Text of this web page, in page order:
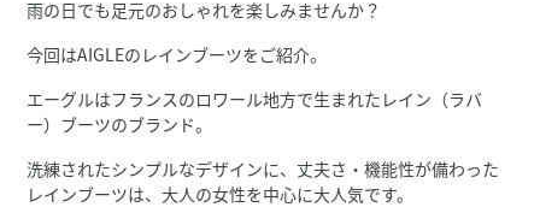
雨の日でも足元のおしゃれを楽しみませんか？
今回はAIGLEのレインブーツをご紹介。
エーグルはフランスのロワール地方で生まれたレイン（ラバ
ー）ブーツのブランド。
洗練されたシンプルなデザインに、丈夫さ・機能性が備わった
レインブーツは、大人の女性を中心に大人気です。